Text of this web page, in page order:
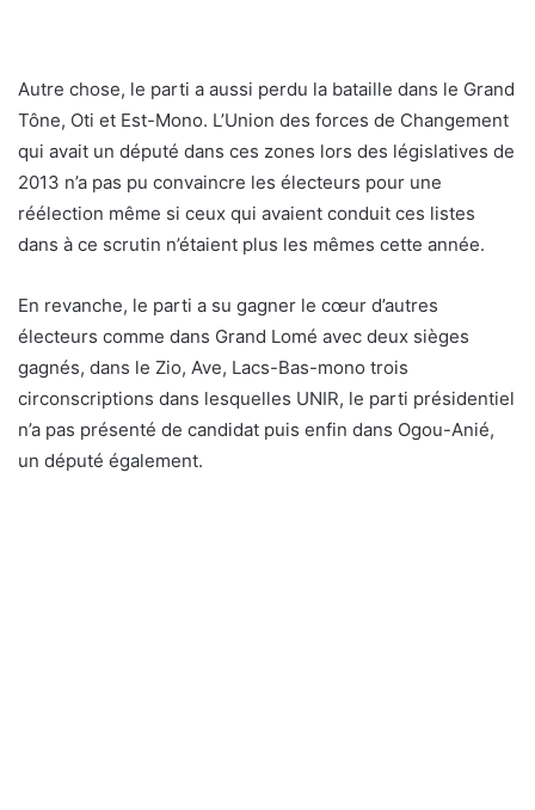
Autre chose, le parti a aussi perdu la bataille dans le Grand
Tône, Oti et Est-Mono. L’Union des forces de Changement
qui avait un député dans ces zones lors des législatives de
2013 n’a pas pu convaincre les électeurs pour une
réélection même si ceux qui avaient conduit ces listes
dans à ce scrutin n’étaient plus les mêmes cette année.
En revanche, le parti a su gagner le cœur d’autres
électeurs comme dans Grand Lomé avec deux sièges
gagnés, dans le Zio, Ave, Lacs-Bas-mono trois
circonscriptions dans lesquelles UNIR, le parti présidentiel
n’a pas présenté de candidat puis enfin dans Ogou-Anié,
un député également.